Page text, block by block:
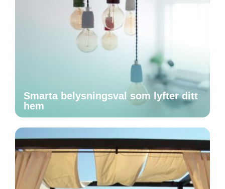
Smarta belysningsval som lyfter ditt
hem